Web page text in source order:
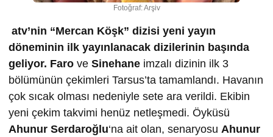
Fotoğraf: Arşiv
atv’nin “Mercan Köşk” dizisi yeni yayın
döneminin ilk yayınlanacak dizilerinin başında
geliyor. Faro ve Sinehane imzalı dizinin ilk 3
bölümünün çekimleri Tarsus’ta tamamlandı. Havanın
çok sıcak olması nedeniyle sete ara verildi. Ekibin
yeni çekim takvimi henüz netleşmedi. Öyküsü
Ahunur Serdaroğlu‘na ait olan, senaryosu Ahunur